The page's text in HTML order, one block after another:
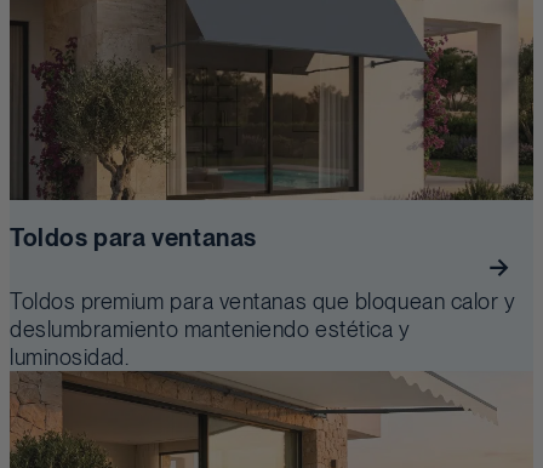
Toldos para ventanas
Toldos premium para ventanas que bloquean calor y
deslumbramiento manteniendo estética y
luminosidad.